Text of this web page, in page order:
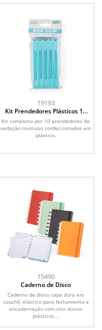
19193
Kit Prendedores Plásticos 10
Peças
Kit composto por 10 prendedores de
vedação multiuso confeccionados em
plástico.
15490
Caderno de Disco
Caderno de disco capa dura em
couchê, elástico para fechamento e
encadernação com oito discos
plásticos...